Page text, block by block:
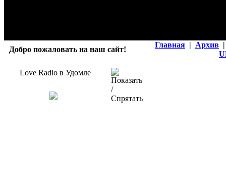
Добро пожаловать на наш сайт!
Главная | Архив |
Love Radio в Удомле